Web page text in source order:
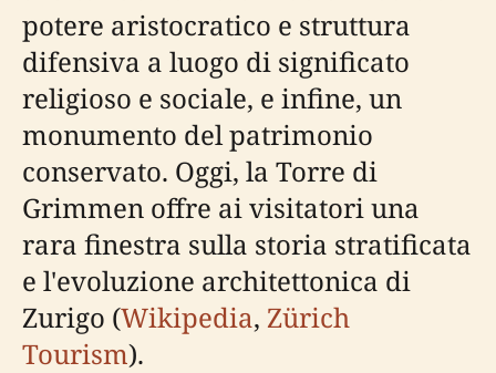
potere aristocratico e struttura
difensiva a luogo di significato
religioso e sociale, e infine, un
monumento del patrimonio
conservato. Oggi, la Torre di
Grimmen offre ai visitatori una
rara finestra sulla storia stratificata
e l'evoluzione architettonica di
Zurigo (Wikipedia, Zürich
Tourism).